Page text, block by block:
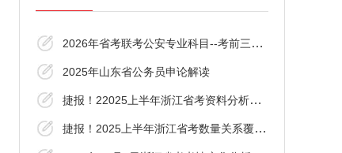
2026年省考联考公安专业科目--考前三十分资
2025年山东省公务员申论解读
捷报！22025上半年浙江省考资料分析覆盖了
捷报！2025上半年浙江省考数量关系覆盖了！